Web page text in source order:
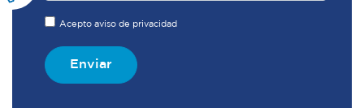
Acepto aviso de privacidad
Enviar